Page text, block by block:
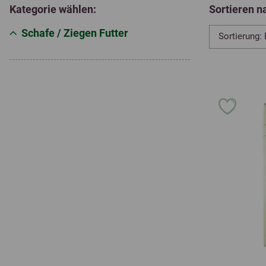
Kategorie wählen:
Schafe / Ziegen Futter
Sortieren